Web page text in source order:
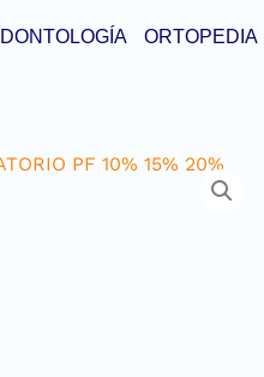
ORTOPEDIA